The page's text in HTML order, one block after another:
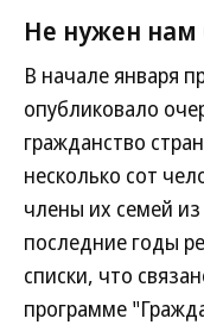
Не нужен нам
В начале января
опубликовало
гражданство
несколько сот
члены их семей
последние годы
списки, что
программе